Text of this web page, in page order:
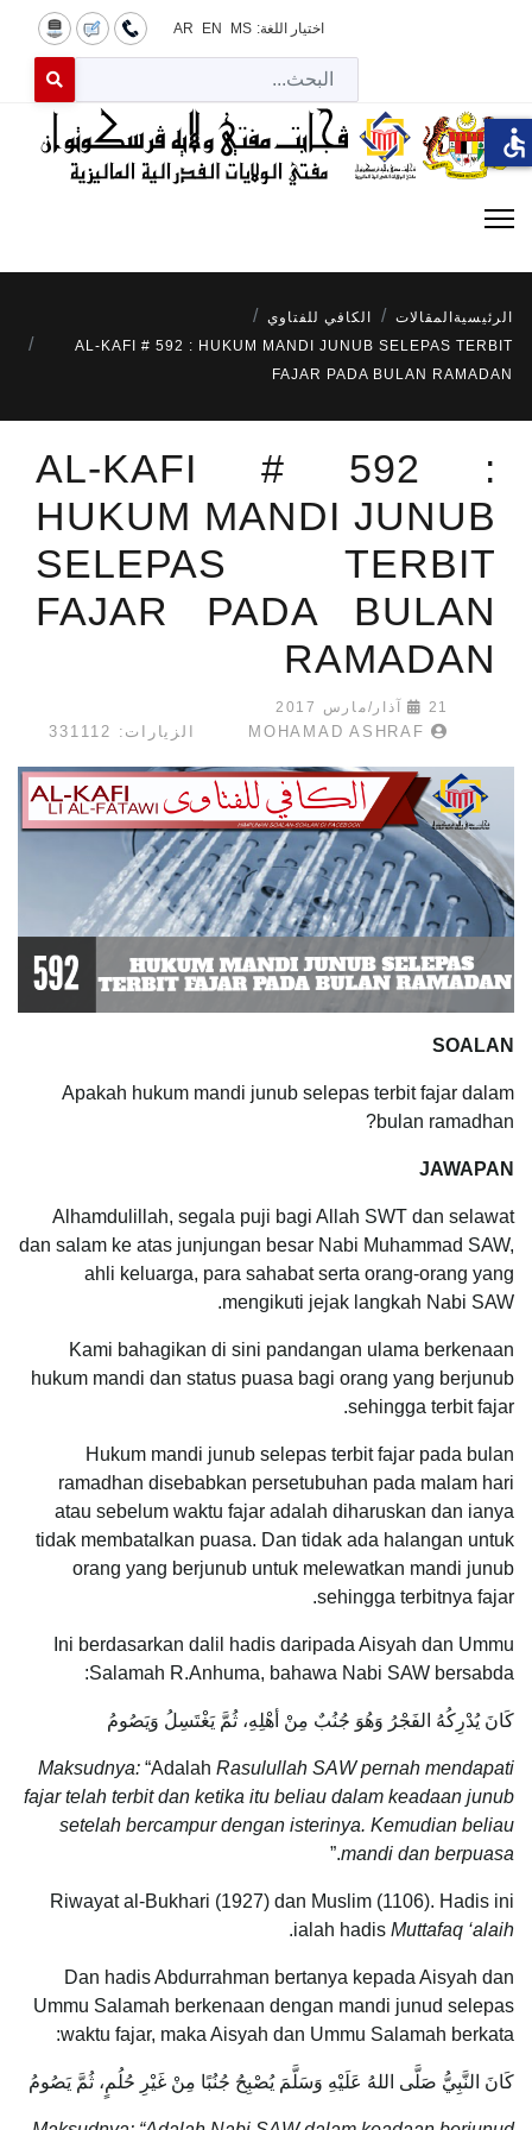
اختيار اللغة: MS
EN
AR
for results.
الرئيسية المقالات
الكافي للفتاوي
AL-KAFI # 592 : HUKUM MANDI JUNUB SELEPAS TERBIT
FAJAR PADA BULAN RAMADAN
AL-KAFI # 592 :
HUKUM MANDI JUNUB
SELEPAS TERBIT
FAJAR PADA BULAN
RAMADAN
21 آذار/مارس 2017
MOHAMAD ASHRAF الزيارات: 331112
SOALAN
Apakah hukum mandi junub selepas terbit fajar dalam
bulan ramadhan?
JAWAPAN
Alhamdulillah, segala puji bagi Allah SWT dan selawat
dan salam ke atas junjungan besar Nabi Muhammad SAW,
ahli keluarga, para sahabat serta orang-orang yang
mengikuti jejak langkah Nabi SAW.
Kami bahagikan di sini pandangan ulama berkenaan
hukum mandi dan status puasa bagi orang yang berjunub
sehingga terbit fajar.
Hukum mandi junub selepas terbit fajar pada bulan
ramadhan disebabkan persetubuhan pada malam hari
atau sebelum waktu fajar adalah diharuskan dan ianya
tidak membatalkan puasa. Dan tidak ada halangan untuk
orang yang berjunub untuk melewatkan mandi junub
sehingga terbitnya fajar.
Ini berdasarkan dalil hadis daripada Aisyah dan Ummu
Salamah R.Anhuma, bahawa Nabi SAW bersabda:
كَانَ يُدْرِكُهُ الفَجْرُ وَهُوَ جُنُبٌ مِنْ أهْلِهِ، ثُمَّ يَغْتَسِلُ وَيَصُومُ
Maksudnya: “Adalah Rasulullah SAW pernah mendapati
fajar telah terbit dan ketika itu beliau dalam keadaan junub
setelah bercampur dengan isterinya. Kemudian beliau
mandi dan berpuasa
.”
Riwayat al-Bukhari (1927) dan Muslim (1106). Hadis ini
ialah hadis Muttafaq ‘alaih
.
Dan hadis Abdurrahman bertanya kepada Aisyah dan
Ummu Salamah berkenaan dengan mandi junud selepas
waktu fajar, maka Aisyah dan Ummu Salamah berkata:
كَانَ النَّبِيُّ صَلَّى اللهُ عَلَيْهِ وَسَلَّمَ يُصْبِحُ جُنُبًا مِنْ غَيْرِ حُلُمٍ، ثُمَّ يَصُومُ
accessible